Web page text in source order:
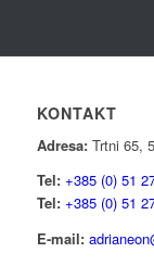
KONTAKT
Adresa:Trtni 65,
Tel: +385 (0) 51
Tel: +385 (0) 51
E-mail: